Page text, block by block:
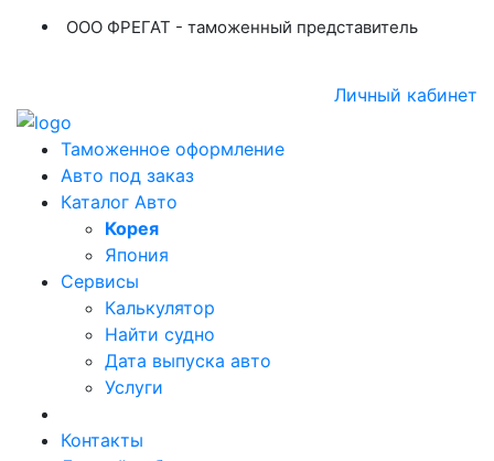
ООО ФРЕГАТ - таможенный представитель
Личный кабинет
Таможенное оформление
Авто под заказ
Каталог Авто
Корея
Япония
Сервисы
Калькулятор
Найти судно
Дата выпуска авто
Услуги
Контакты